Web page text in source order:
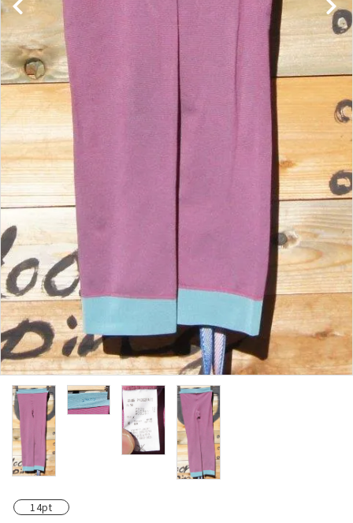
ACCOUNT MENU
ようこそ ゲスト 様
meeting_room ログイン person 新規会員登録
14pt